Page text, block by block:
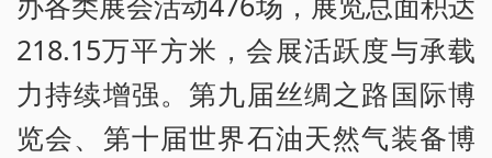
218.15万平方米，会展活跃度与承载
力持续增强。第九届丝绸之路国际博
览会、第十届世界石油天然气装备博